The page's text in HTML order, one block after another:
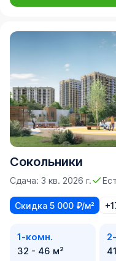
Сокольники
Сдача: 3 кв. 2026 г.
Скидка 5 000 ₽/м²
1-комн.
32 - 46 м²